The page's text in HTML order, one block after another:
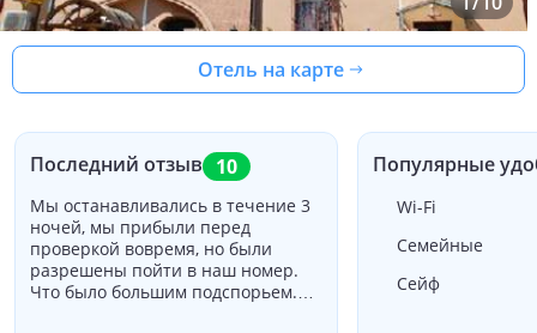
Отель на карте
Последний отзыв 10
Мы останавливались в течение 3
ночей, мы прибыли перед
проверкой вовремя, но были
разрешены пойти в наш номер.
Что было большим подспорьем.
Популярные
Wi-Fi
Семейные
Сейф